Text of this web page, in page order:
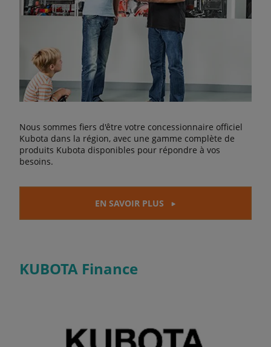
Nous sommes fiers d'être votre concessionnaire officiel
Kubota dans la région, avec une gamme complète de
produits Kubota disponibles pour répondre à vos
besoins.
EN SAVOIR PLUS
KUBOTA Finance